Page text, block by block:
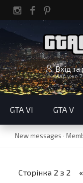
Вхід та
Нас уже
GTA VI GTA V
New messages ·
Сторінка 2 з 2 «